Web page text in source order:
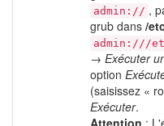
admin:// ,
grub dans /
admin:///
→ Exécuter
option
(saisissez «
Exécuter.
Attention :